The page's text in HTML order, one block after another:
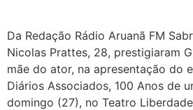
Da Redação Rádio Aruanã FM
Nicolas Prattes, 28, prestigiaram
mãe do ator, na apresentação do
Diários Associados, 100 Anos de
domingo (27), no Teatro